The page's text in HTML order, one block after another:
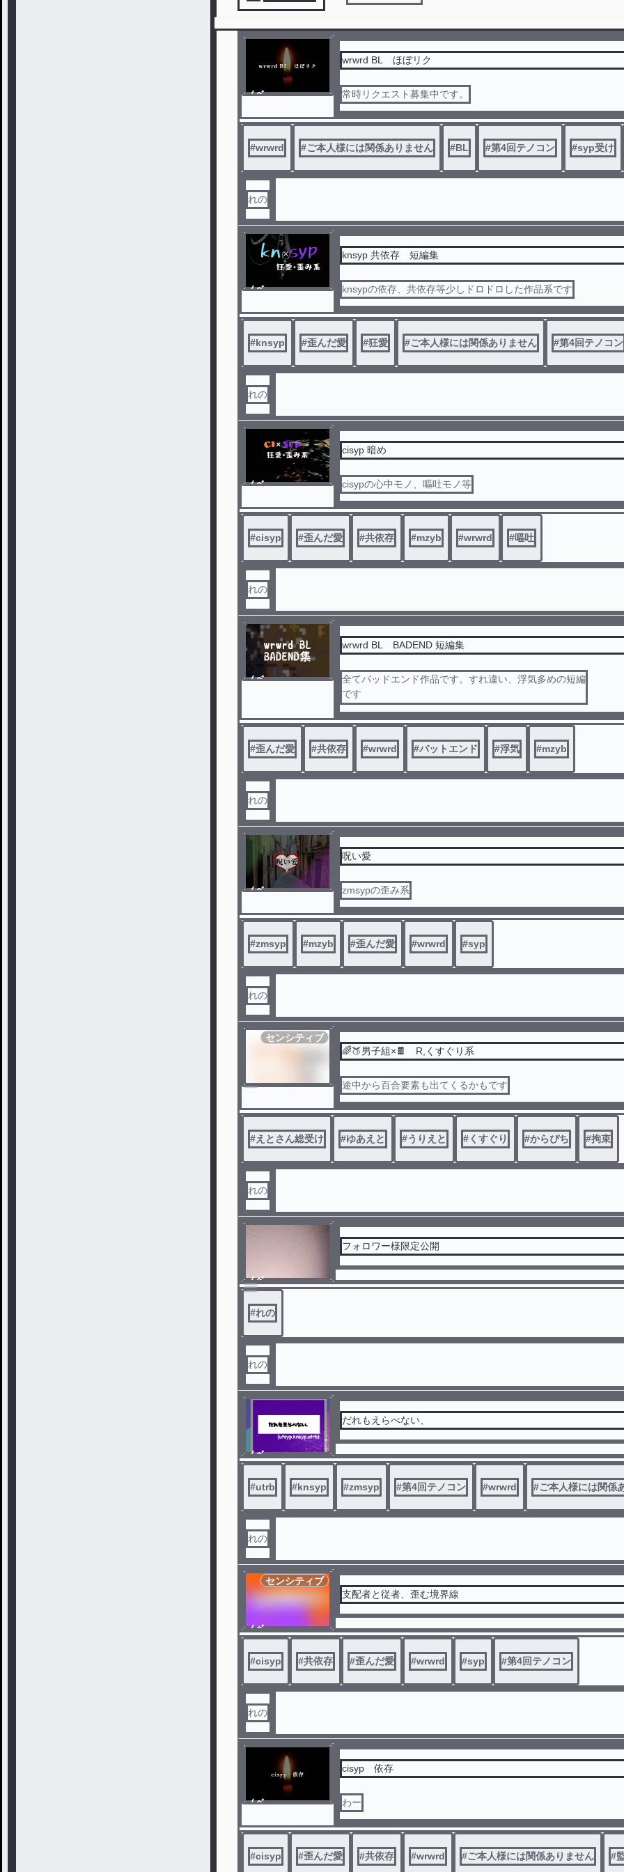
ノベ
wrwrd BL ほぼリク
常時リクエスト募集中です。
#wrwrd #ご本人様には関係ありません #BL #第4回テノコン #syp受け
れの
ノベ
knsyp 共依存 短編集
knsypの依存、共依存等少しドロドロした作品系です
#knsyp #歪んだ愛 #狂愛 #ご本人様には関係ありません #第4回テノコン
れの
ノベ
cisyp 暗め
cisypの心中モノ、嘔吐モノ等
#cisyp #歪んだ愛 #共依存 #mzyb #wrwrd #嘔吐
れの
ノベ
wrwrd BL BADEND 短編集
全てバッドエンド作品です。すれ違い、浮気多めの短編
です
リクエスト募集してます
#歪んだ愛 #共依存 #wrwrd #バットエンド #浮気 #mzyb
れの
ノベ
呪い愛
zmsypの歪み系
#zmsyp #mzyb #歪んだ愛 #wrwrd #syp
れの
センシティブ
🌈🍑男子組×🍫 R,くすぐり系
途中から百合要素も出てくるかもです
#えとさん総受け #ゆあえと #うりえと #くすぐり #からぴち #拘束
れの
ノベ
ル
フォロワー様限定公開
#れの
れの
ノベ
ル
だれもえらべない、
#utrb #knsyp #zmsyp #第4回テノコン #wrwrd #ご本人様には関係
れの
ノベ
ル
センシティブ
支配者と従者、歪む境界線
#cisyp #共依存 #歪んだ愛 #wrwrd #syp #第4回テノコン
れの
ノベ
cisyp 依存
わー
#cisyp #歪んだ愛 #共依存 #wrwrd #ご本人様には関係ありません #